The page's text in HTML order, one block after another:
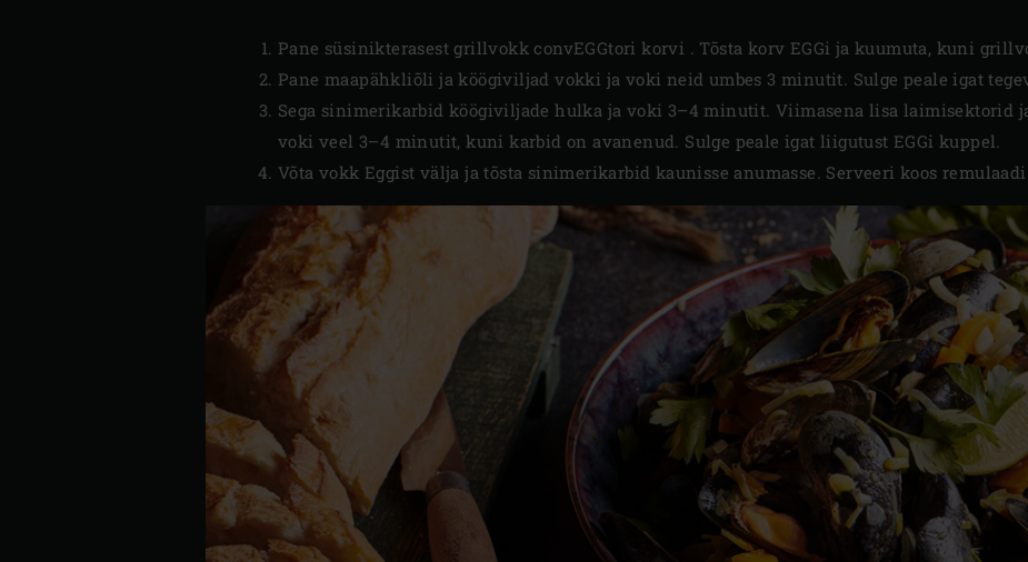
Pane süsinikterasest grillvokk convEGGtori korvi . Tõsta korv EGGi ja kuumuta, kuni
Pane maapähkliõli ja köögiviljad vokki ja voki neid umbes 3 minutit. Sulge peale igat
Sega sinimerikarbid köögiviljade hulka ja voki 3–4 minutit. Viimasena lisa laimisektorid
voki veel 3–4 minutit, kuni karbid on avanenud. Sulge peale igat liigutust EGGi kuppel.
Võta vokk Eggist välja ja tõsta sinimerikarbid kaunisse anumasse. Serveeri koos